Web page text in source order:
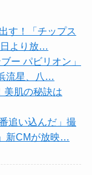
す！「チップス
より放…
ー パビリオン」
流星、八…
美肌の秘訣は
追い込んだ」撮
新CMが放映…